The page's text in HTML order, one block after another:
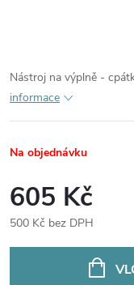
Nástroj na výplně -
informace
Na objednávku
605 Kč
500 Kč bez DPH